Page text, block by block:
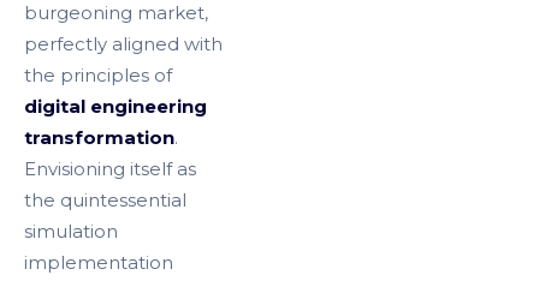
burgeoning market,
perfectly aligned with
the principles of
digital engineering
transformation.
Envisioning itself as
the quintessential
simulation
implementation